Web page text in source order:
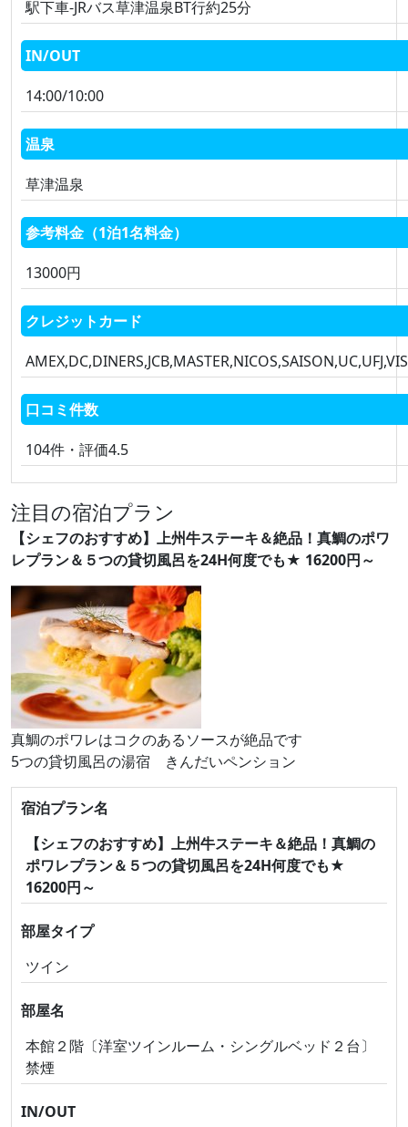
駅下車-JRバス草津温泉BT行約25分
IN/OUT
14:00/10:00
温泉
草津温泉
参考料金（1泊1名料金）
13000円
クレジットカード
口コミ件数
104件・評価4.5
注目の宿泊プラン
【シェフのおすすめ】上州牛ステーキ＆絶品！真鯛のポワ
レプラン＆５つの貸切風呂を24H何度でも★ 16200円～
真鯛のポワレはコクのあるソースが絶品です
5つの貸切風呂の湯宿 きんだいペンション
宿泊プラン名
【シェフのおすすめ】上州牛ステーキ＆絶品！真鯛の
ポワレプラン＆５つの貸切風呂を24H何度でも★
16200円～
部屋タイプ
ツイン
部屋名
本館２階〔洋室ツインルーム・シングルベッド２台〕
禁煙
IN/OUT